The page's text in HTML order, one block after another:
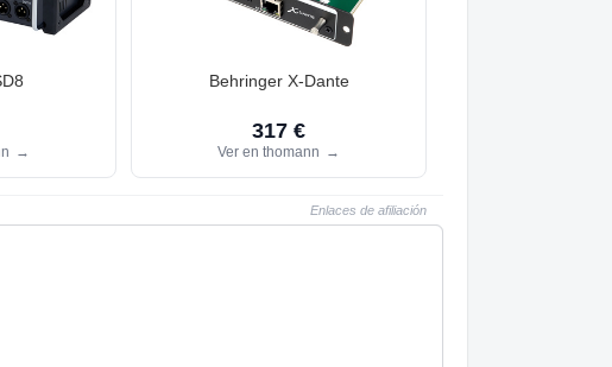
→
Behringer X-Dante
317 €
Ver en thomann →
Enlaces de afiliación